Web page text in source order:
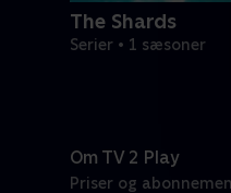
The Shards
Serier • 1 sæsoner
Om TV 2 Play
Priser og